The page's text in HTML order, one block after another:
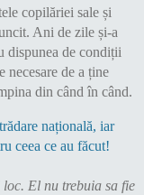
copilăriei sale și
Ani de zile și-a
dispunea de condiții
necesare de a ține
din când în când.
națională, iar
ceea ce au făcut!
loc. El nu trebuia sa fie